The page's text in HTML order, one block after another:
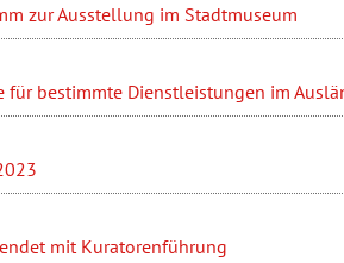
zur Ausstellung im Stadtmuseum
für bestimmte Dienstleistungen im
mit Kuratorenführung